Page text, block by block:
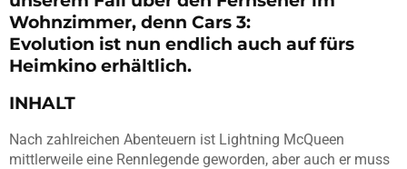
Wohnzimmer, denn Cars 3:
Evolution ist nun endlich auch auf fürs
Heimkino erhältlich.
INHALT
Nach zahlreichen Abenteuern ist Lightning McQueen
mittlerweile eine Rennlegende geworden, aber auch er muss